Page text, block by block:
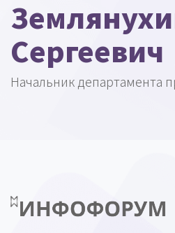
Сергеевич
Начальник департамента